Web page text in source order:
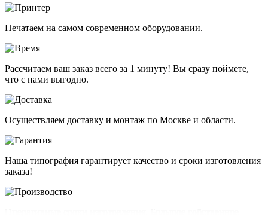
Печатаем на самом современном оборудовании.
Рассчитаем ваш заказ всего за 1 минуту! Вы сразу поймете,
что с нами выгодно.
Осуществляем доставку и монтаж по Москве и области.
Наша типография гарантирует качество и сроки изготовления
заказа!